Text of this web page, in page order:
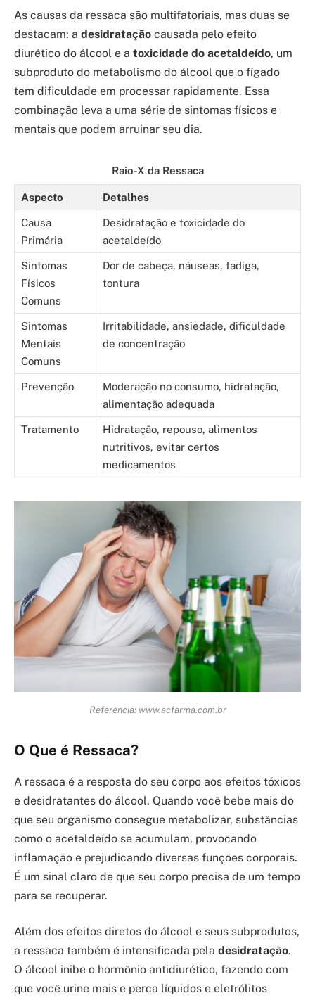
As causas da ressaca são multifatoriais, mas duas se
destacam: a desidratação causada pelo efeito
diurético do álcool e a toxicidade do acetaldeído, um
subproduto do metabolismo do álcool que o fígado
tem dificuldade em processar rapidamente. Essa
combinação leva a uma série de sintomas físicos e
mentais que podem arruinar seu dia.
Raio-X da Ressaca
Aspecto Detalhes
Causa
Primária
Desidratação e toxicidade do
acetaldeído
Sintomas
Físicos
Comuns
Dor de cabeça, náuseas, fadiga,
tontura
Sintomas
Mentais
Comuns
Irritabilidade, ansiedade, dificuldade
de concentração
Prevenção
Moderação no consumo, hidratação,
alimentação adequada
Tratamento
Hidratação, repouso, alimentos
nutritivos, evitar certos
medicamentos
Referência: www.acfarma.com.br
O Que é Ressaca?
A ressaca é a resposta do seu corpo aos efeitos tóxicos
e desidratantes do álcool. Quando você bebe mais do
que seu organismo consegue metabolizar, substâncias
como o acetaldeído se acumulam, provocando
inflamação e prejudicando diversas funções corporais.
É um sinal claro de que seu corpo precisa de um tempo
para se recuperar.
Além dos efeitos diretos do álcool e seus subprodutos,
a ressaca também é intensificada pela desidratação.
O álcool inibe o hormônio antidiurético, fazendo com
que você urine mais e perca líquidos e eletrólitos